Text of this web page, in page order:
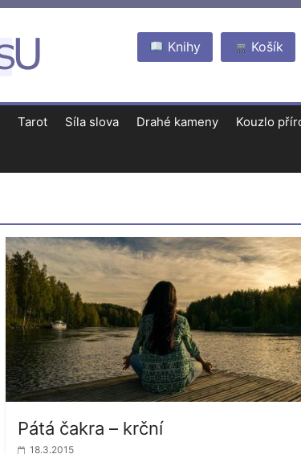
Košík
Knihy
Tarot Síla slova Drahé kameny Kouzlo
Pátá čakra – krční
18.3.2015